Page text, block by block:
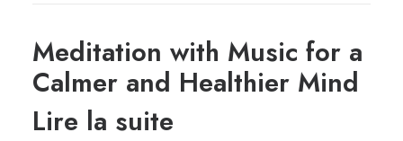
Meditation with Music for a
Calmer and Healthier Mind
Lire la suite